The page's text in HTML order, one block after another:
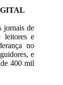
jornais de
leitores e
no
e
400 mil